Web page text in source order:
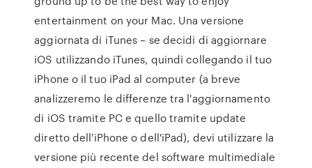
entertainment on your Mac. Una versione
aggiornata di iTunes – se decidi di aggiornare
iOS utilizzando iTunes, quindi collegando il tuo
iPhone o il tuo iPad al computer (a breve
analizzeremo le differenze tra l'aggiornamento
di iOS tramite PC e quello tramite update
diretto dell'iPhone o dell'iPad), devi utilizzare la
versione più recente del software multimediale